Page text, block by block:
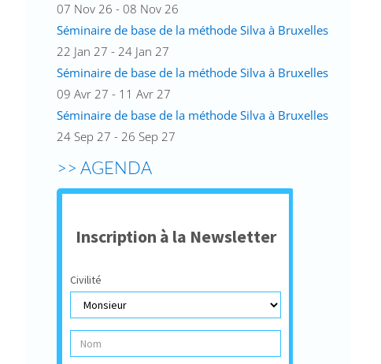
07 Nov 26 - 08 Nov 26
Séminaire de base de la méthode Silva à Bruxelles
22 Jan 27 - 24 Jan 27
Séminaire de base de la méthode Silva à Bruxelles
09 Avr 27 - 11 Avr 27
Séminaire de base de la méthode Silva à Bruxelles
24 Sep 27 - 26 Sep 27
>> AGENDA